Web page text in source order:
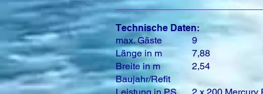
Technische Daten:
max. Gäste
Länge in m
Breite in m
Baujahr/Refit
9
7,88
2,54